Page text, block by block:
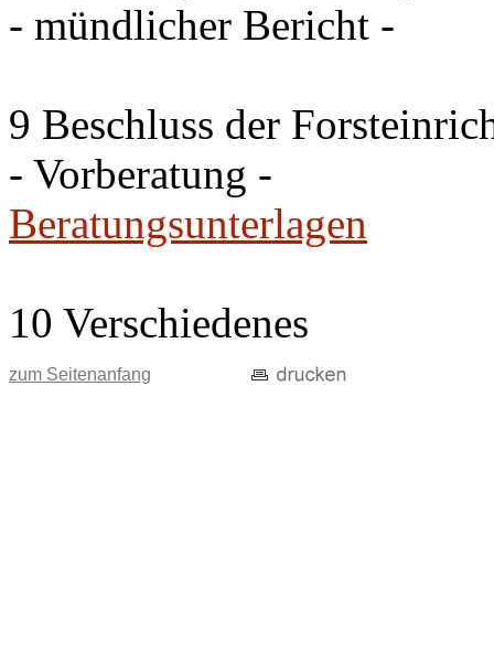
- mündlicher Bericht -
9 Beschluss der
- Vorberatung -
Beratungsunterlagen
10 Verschiedenes
zum Seitenanfang